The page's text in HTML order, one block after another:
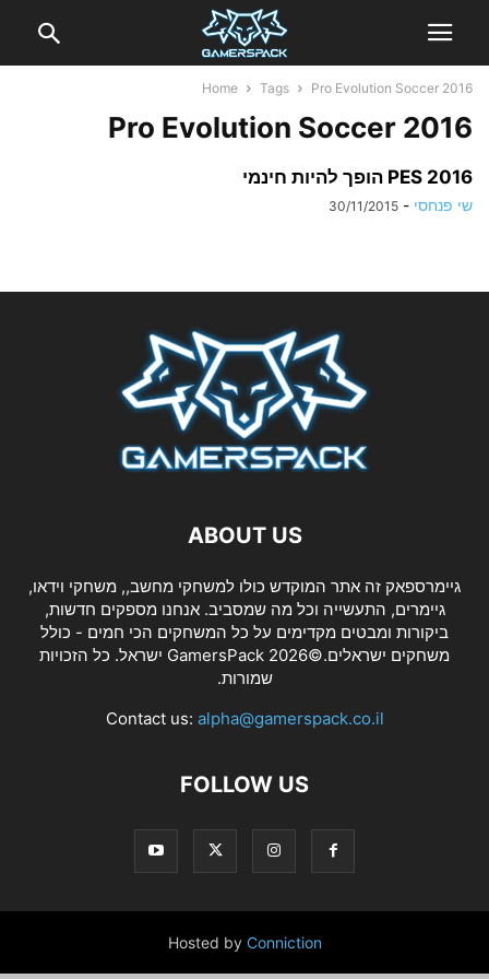
Home Tags Pro Evolution Soccer 2016
Pro Evolution Soccer 2016
PES 2016 הופך להיות חינמי
שי פנחסי -
30/11/2015
ABOUT US
גיימרספאק זה אתר המוקדש כולו למשחקי מחשב,, משחקי וידאו,
גיימרים, התעשייה וכל מה שמסביב. אנחנו מספקים חדשות,
ביקורות ומבטים מקדימים על כל המשחקים הכי חמים - כולל
משחקים ישראלים.©2026 GamersPack ישראל. כל הזכויות
שמורות.
Contact us: alpha@gamerspack.co.il
FOLLOW US
Hosted by Conniction